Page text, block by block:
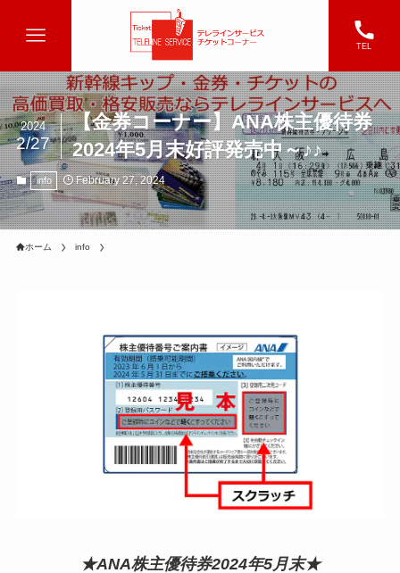
TEL
【金券コーナー】ANA株主優待券
2024年5月末好評発売中～♪♪
2024
2/27
info February 27, 2024
ホーム info
★ANA株主優待券2024年5月末★